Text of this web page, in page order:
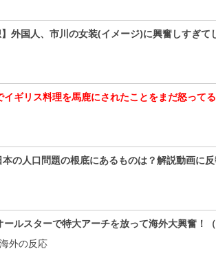
外国人、市川の女装(イメージ)に興奮しすぎて
イギリス料理を馬鹿にされたことをまだ怒って
の人口問題の根底にあるものは？解説動画に
ルスターで特大アーチを放って海外大興奮！（
外の反応